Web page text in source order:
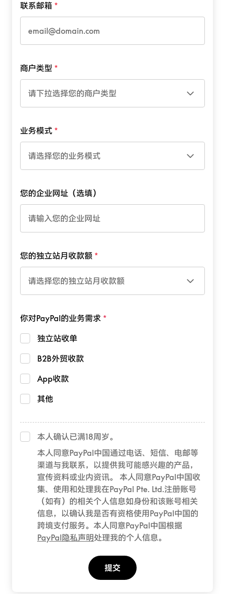
联系邮箱
商户类型
请下拉选择您的商户类型
业务模式
请选择您的业务模式
您的企业网址（选填）
您的独立站月收款额
请选择您的独立站月收款额
你对PayPal的业务需求
独立站收单
B2B外贸收款
App收款
其他
本人确认已满18周岁。
本人同意PayPal中国通过电话、短信、电邮等
渠道与我联系，以提供我可能感兴趣的产品，
宣传资料或业内资讯。 本人同意PayPal中国收
集、使用和处理我在PayPal Pte. Ltd.注册账号
（如有）的相关个人信息如身份和该账号相关
信息，以确认我是否有资格使用PayPal中国的
跨境支付服务。本人同意PayPal中国根据
PayPal隐私声明处理我的个人信息。
提交